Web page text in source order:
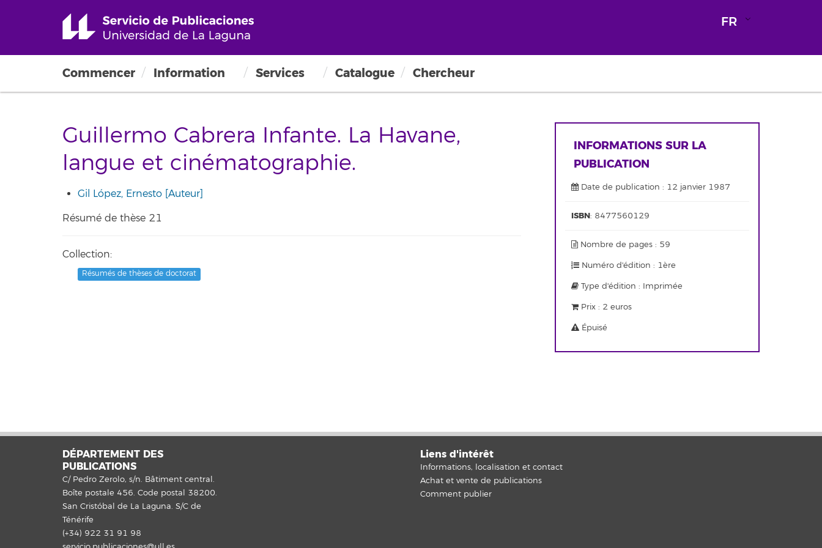
FR
Commencer Information Services Catalogue Chercheur
Guillermo Cabrera Infante. La Havane,
langue et cinématographie.
Gil López, Ernesto [Auteur]
Résumé de thèse 21
Collection:
Résumés de thèses de doctorat
INFORMATIONS SUR LA
PUBLICATION
Date de publication : 12 janvier 1987
ISBN: 8477560129
Nombre de pages : 59
Numéro d'édition : 1ère
Type d'édition : Imprimée
Prix : 2 euros
Épuisé
DÉPARTEMENT DES
PUBLICATIONS
C/ Pedro Zerolo, s/n. Bâtiment central.
Boîte postale 456. Code postal 38200.
San Cristóbal de La Laguna. S/C de
Ténérife
(+34) 922 31 91 98
Liens d'intérêt
Informations, localisation et contact
Achat et vente de publications
Comment publier